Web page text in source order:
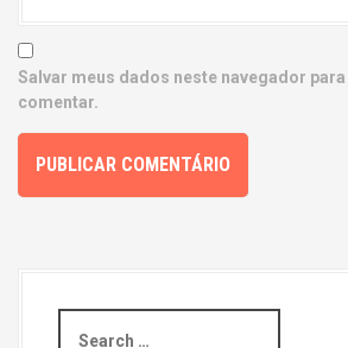
Salvar meus dados neste navegador
comentar.